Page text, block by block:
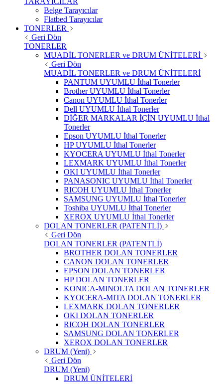
Belge Tarayıcılar
Flatbed Tarayıcılar
TONERLER
Geri Dön
TONERLER
MUADİL TONERLER ve DRUM ÜNİTELERİ
Geri Dön
MUADİL TONERLER ve DRUM ÜNİTELERİ
PANTUM UYUMLU İthal Tonerler
Brother UYUMLU İthal Tonerler
Canon UYUMLU İthal Tonerler
Dell UYUMLU İthal Tonerler
DİĞER MARKALAR İÇİN UYUMLU İthal
Tonerler
Epson UYUMLU İthal Tonerler
HP UYUMLU İthal Tonerler
KYOCERA UYUMLU İthal Tonerler
LEXMARK UYUMLU İthal Tonerler
OKI UYUMLU İthal Tonerler
PANASONIC UYUMLU İthal Tonerler
RICOH UYUMLU İthal Tonerler
SAMSUNG UYUMLU İthal Tonerler
Toshiba UYUMLU İthal Tonerler
XEROX UYUMLU İthal Tonerler
DOLAN TONERLER (PATENTLİ)
Geri Dön
DOLAN TONERLER (PATENTLİ)
BROTHER DOLAN TONERLER
CANON DOLAN TONERLER
EPSON DOLAN TONERLER
HP DOLAN TONERLER
KONICA-MINOLTA DOLAN TONERLER
KYOCERA-MITA DOLAN TONERLER
LEXMARK DOLAN TONERLER
OKI DOLAN TONERLER
RICOH DOLAN TONERLER
SAMSUNG DOLAN TONERLER
XEROX DOLAN TONERLER
DRUM (Yeni)
Geri Dön
DRUM (Yeni)
DRUM ÜNİTELERİ